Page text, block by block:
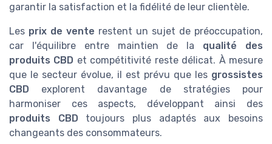
garantir la satisfaction et la fidélité de leur clientèle.
Les prix de vente restent un sujet de préoccupation,
car l'équilibre entre maintien de la qualité des
produits CBD et compétitivité reste délicat. À mesure
que le secteur évolue, il est prévu que les grossistes
CBD explorent davantage de stratégies pour
harmoniser ces aspects, développant ainsi des
produits CBD toujours plus adaptés aux besoins
changeants des consommateurs.